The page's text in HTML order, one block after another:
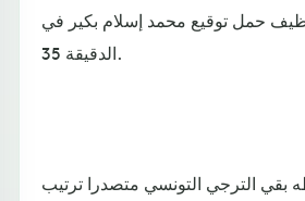
حمل توقيع محمد إسلام بكير في
الدقيقة 35.
الترجي التونسي متصدرا ترتيب